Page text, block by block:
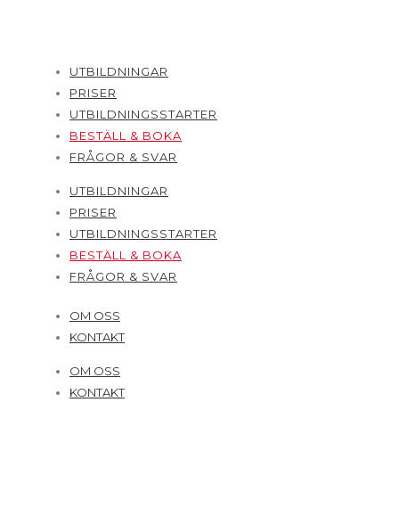
UTBILDNINGAR
PRISER
UTBILDNINGSSTARTER
BESTÄLL & BOKA
FRÅGOR & SVAR
UTBILDNINGAR
PRISER
UTBILDNINGSSTARTER
BESTÄLL & BOKA
FRÅGOR & SVAR
OM OSS
KONTAKT
OM OSS
KONTAKT